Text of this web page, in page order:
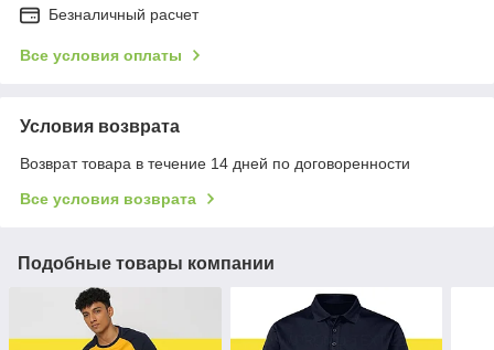
Безналичный расчет
Все условия оплаты
Условия возврата
Возврат товара в течение 14 дней по договоренности
Все условия возврата
Подобные товары компании